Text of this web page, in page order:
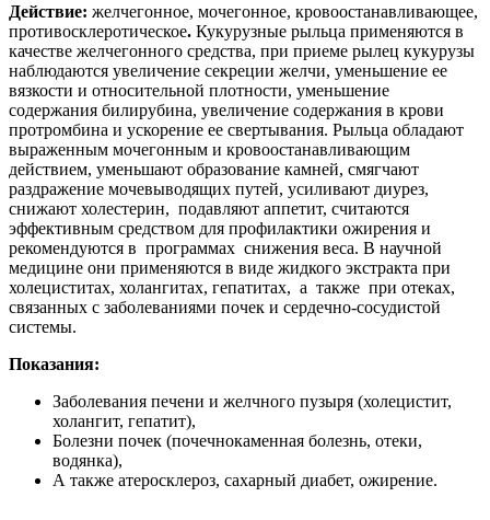
Действие: желчегонное, мочегонное, кровоостанавливающее,
противосклеротическое. Кукурузные рыльца применяются в
качестве желчегонного средства, при приеме рылец кукурузы
наблюдаются увеличение секреции желчи, уменьшение ее
вязкости и относительной плотности, уменьшение
содержания билирубина, увеличение содержания в крови
протромбина и ускорение ее свертывания. Рыльца обладают
выраженным мочегонным и кровоостанавливающим
действием, уменьшают образование камней, смягчают
раздражение мочевыводящих путей, усиливают диурез,
снижают холестерин, подавляют аппетит, считаются
эффективным средством для профилактики ожирения и
рекомендуются в программах снижения веса. В научной
медицине они применяются в виде жидкого экстракта при
холециститах, холангитах, гепатитах, а также при отеках,
связанных с заболеваниями почек и сердечно-сосудистой
системы.
Показания:
Заболевания печени и желчного пузыря (холецистит,
холангит, гепатит),
Болезни почек (почечнокаменная болезнь, отеки,
водянка),
А также атеросклероз, сахарный диабет, ожирение.